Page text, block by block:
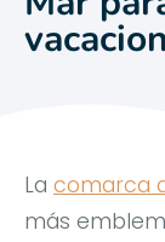
La comarca
más